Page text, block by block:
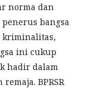
norma dan
bangsa
kriminalitas,
ini cukup
hadir dalam
BPRSR